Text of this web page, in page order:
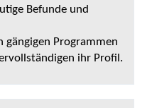
Befunde und
gängigen Programmen
ihr Profil.